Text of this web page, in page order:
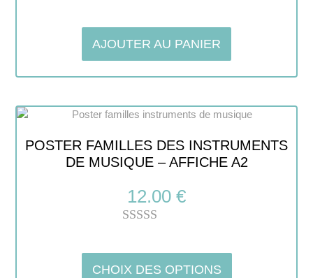
sur 5
AJOUTER AU PANIER
POSTER FAMILLES DES INSTRUMENTS
DE MUSIQUE – AFFICHE A2
12.00 €
sur 5
CHOIX DES OPTIONS